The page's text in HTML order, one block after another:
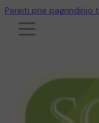
Pereiti prie pagrindinio